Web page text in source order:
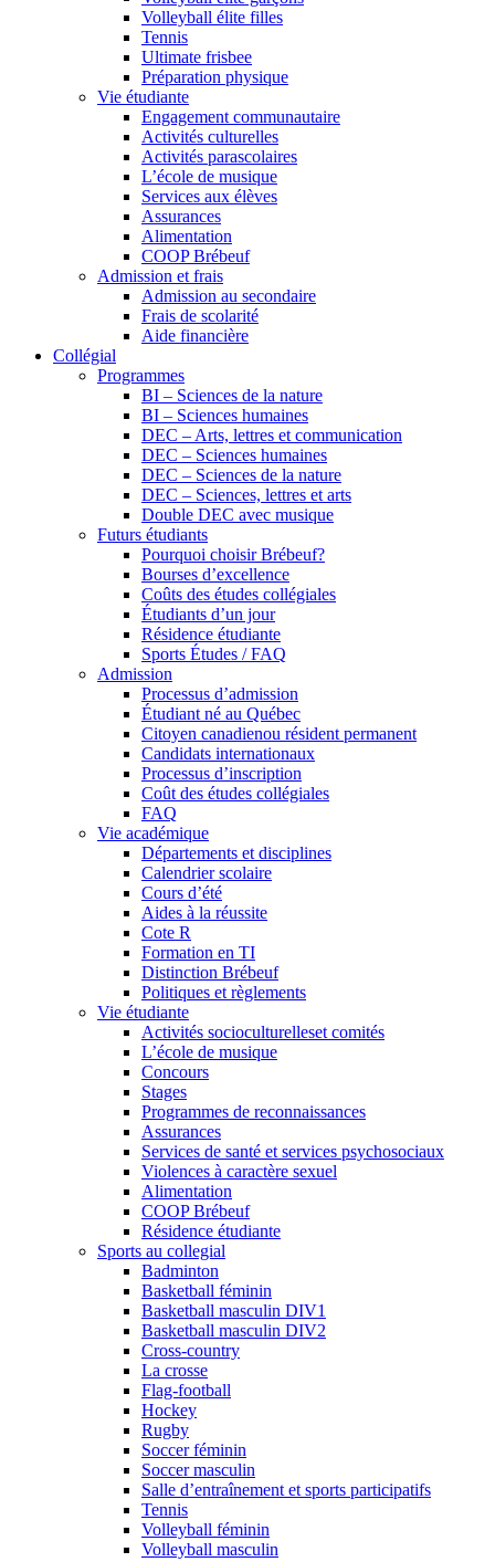
Volleyball élite filles
Tennis
Ultimate frisbee
Préparation physique
Vie étudiante
Engagement communautaire
Activités culturelles
Activités parascolaires
L’école de musique
Services aux élèves
Assurances
Alimentation
COOP Brébeuf
Admission et frais
Admission au secondaire
Frais de scolarité
Aide financière
Collégial
Programmes
BI – Sciences de la nature
BI – Sciences humaines
DEC – Arts, lettres et communication
DEC – Sciences humaines
DEC – Sciences de la nature
DEC – Sciences, lettres et arts
Double DEC avec musique
Futurs étudiants
Pourquoi choisir Brébeuf?
Bourses d’excellence
Coûts des études collégiales
Étudiants d’un jour
Résidence étudiante
Sports Études / FAQ
Admission
Processus d’admission
Étudiant né au Québec
Citoyen canadienou résident permanent
Candidats internationaux
Processus d’inscription
Coût des études collégiales
FAQ
Vie académique
Départements et disciplines
Calendrier scolaire
Cours d’été
Aides à la réussite
Cote R
Formation en TI
Distinction Brébeuf
Politiques et règlements
Vie étudiante
Activités socioculturelleset comités
L’école de musique
Concours
Stages
Programmes de reconnaissances
Assurances
Services de santé et services psychosociaux
Violences à caractère sexuel
Alimentation
COOP Brébeuf
Résidence étudiante
Sports au collegial
Badminton
Basketball féminin
Basketball masculin DIV1
Basketball masculin DIV2
Cross-country
La crosse
Flag-football
Hockey
Rugby
Soccer féminin
Soccer masculin
Salle d’entraînement et sports participatifs
Tennis
Volleyball féminin
Volleyball masculin